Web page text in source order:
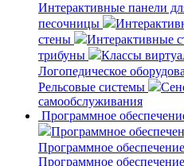
Интерактивные панели
песочницы
стены
Интерактивные
трибуны
Классы
Логопедическое
Рельсовые системы
самообслуживания
Программное
Программное
Программное
Программное